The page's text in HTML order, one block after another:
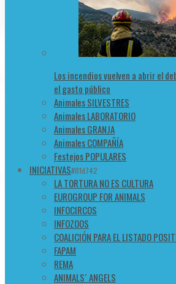
Los incendios vuelven a abrir el
el gasto público
Animales SILVESTRES
Animales LABORATORIO
Animales GRANJA
Animales COMPAÑÍA
Festejos POPULARES
INICIATIVAS#81d742
LA TORTURA NO ES CULTURA
EUROGROUP FOR ANIMALS
INFOCIRCOS
INFOZOOS
COALICIÓN PARA EL LISTADO
FAPAM
REMA
ANIMALS´ ANGELS